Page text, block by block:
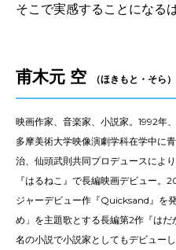
そこで実感することになる
甫木元 空 （ほきもと・そら）
映画作家、音楽家、小説家。1992年
多摩美術大学映像演劇学科在学中に
治、仙頭武則共同プロデュースによ
『はるねこ』で長編映画デビュー。
ジャーデビュー作『Quicksand』を
め」を主題歌とする長編第2作『は
名の小説で小説家としてもデビューし